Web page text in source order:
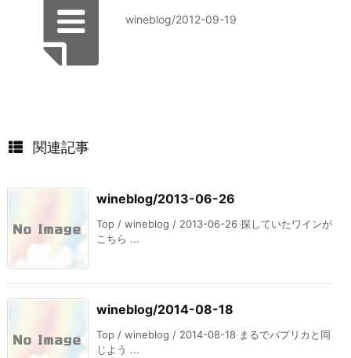
wineblog/2012-09-19
関連記事
wineblog/2013-06-26
Top / wineblog / 2013-06-26 探していたワインが
こちら ...
wineblog/2014-08-18
Top / wineblog / 2014-08-18 まるでパプリカと同
じよう ...